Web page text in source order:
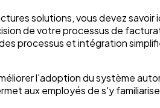
solutions, vous devez
de votre processus de
processus et intégration
l'adoption du système
aux employés de s'y